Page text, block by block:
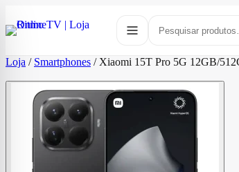
Loja / Smartphones / Xiaomi 15T Pro 5G 12GB/